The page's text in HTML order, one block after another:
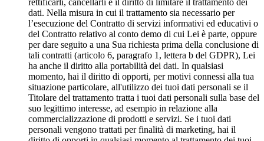
rettificarli, cancellarli e il diritto di limitare il trattamento dei
dati. Nella misura in cui il trattamento sia necessario per
l’esecuzione del Contratto di servizi informativi ed educativi o
del Contratto relativo al conto demo di cui Lei è parte, oppure
per dare seguito a una Sua richiesta prima della conclusione di
tali contratti (articolo 6, paragrafo 1, lettera b del GDPR), Lei
ha anche il diritto alla portabilità dei dati. In qualsiasi
momento, hai il diritto di opporti, per motivi connessi alla tua
situazione particolare, all'utilizzo dei tuoi dati personali se il
Titolare del trattamento tratta i tuoi dati personali sulla base del
suo legittimo interesse, ad esempio in relazione alla
commercializzazione di prodotti e servizi. Se i tuoi dati
personali vengono trattati per finalità di marketing, hai il